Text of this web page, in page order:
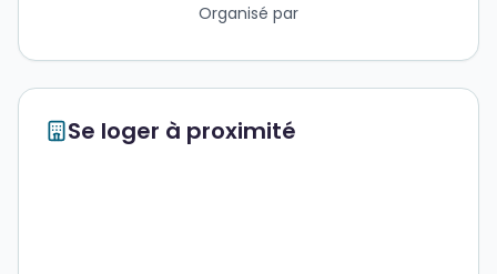
Organisé par
Se loger à proximité